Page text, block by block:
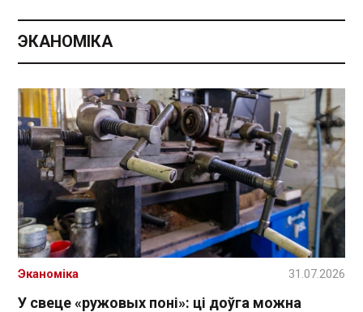
ЭКАНОМІКА
У свеце «ружовых поні»: ці доўга можна
Эканоміка 31.07.2026